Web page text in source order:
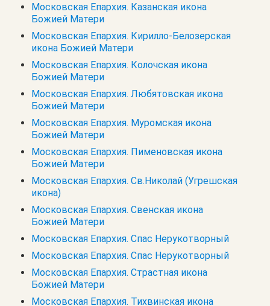
Московская Епархия. Казанская икона
Божией Матери
Московская Епархия. Кирилло-Белозерская
икона Божией Матери
Московская Епархия. Колочская икона
Божией Матери
Московская Епархия. Любятовская икона
Божией Матери
Московская Епархия. Муромская икона
Божией Матери
Московская Епархия. Пименовская икона
Божией Матери
Московская Епархия. Св.Николай (Угрешская
икона)
Московская Епархия. Свенская икона
Божией Матери
Московская Епархия. Спас Нерукотворный
Московская Епархия. Спас Нерукотворный
Московская Епархия. Страстная икона
Божией Матери
Московская Епархия. Тихвинская икона